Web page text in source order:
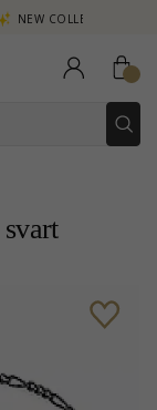
| AURA